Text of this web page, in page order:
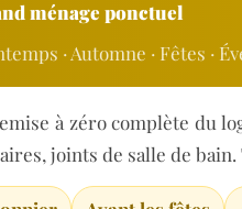
ménage ponctuel
· Automne · Fêtes ·
à zéro complète du
joints de salle de